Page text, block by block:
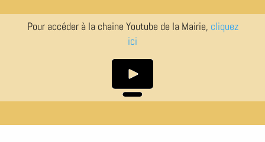
Pour accéder à la chaine Youtube de la Mairie, cliquez
ici